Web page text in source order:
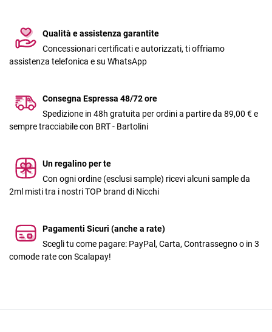
Qualità e assistenza garantite
Concessionari certificati e autorizzati, ti offriamo
assistenza telefonica e su WhatsApp
Consegna Espressa 48/72 ore
Spedizione in 48h gratuita per ordini a partire da 89,00 € e
sempre tracciabile con BRT - Bartolini
Un regalino per te
Con ogni ordine (esclusi sample) ricevi alcuni sample da
2ml misti tra i nostri TOP brand di Nicchi
Pagamenti Sicuri (anche a rate)
Scegli tu come pagare: PayPal, Carta, Contrassegno o in 3
comode rate con Scalapay!